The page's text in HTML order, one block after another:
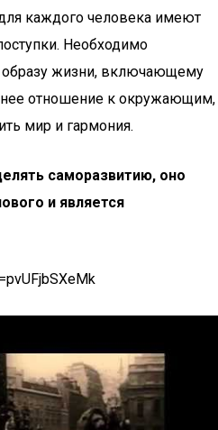
каждого человека имеют
Необходимо
образу жизни, включающему
отношение к окружающим,
мир и гармония.
саморазвитию, оно
и является